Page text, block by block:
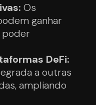
Os
ganhar
poder
DeFi:
a outras
ampliando